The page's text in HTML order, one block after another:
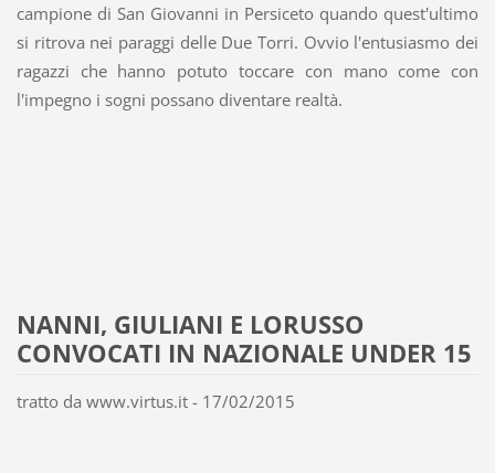
campione di San Giovanni in Persiceto quando quest'ultimo
si ritrova nei paraggi delle Due Torri. Ovvio l'entusiasmo dei
ragazzi che hanno potuto toccare con mano come con
l'impegno i sogni possano diventare realtà.
NANNI, GIULIANI E LORUSSO
CONVOCATI IN NAZIONALE UNDER 15
tratto da www.virtus.it - 17/02/2015